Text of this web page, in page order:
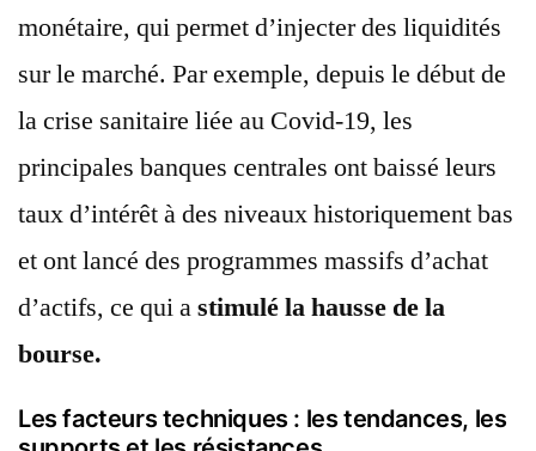
monétaire, qui permet d’injecter des liquidités
sur le marché. Par exemple, depuis le début de
la crise sanitaire liée au Covid-19, les
principales banques centrales ont baissé leurs
taux d’intérêt à des niveaux historiquement bas
et ont lancé des programmes massifs d’achat
d’actifs, ce qui astimulé la hausse de la
bourse.
Les facteurs techniques : les tendances, les